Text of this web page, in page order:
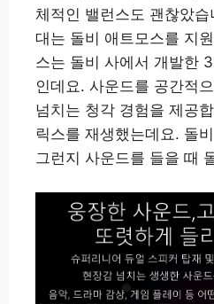
체적인 밸런스도 괜찮았
대는 돌비 애트모스를 지
스는 돌비 사에서 개발한
인데요. 사운드를 공간적
넘치는 청각 경험을 제공
릭스를 재생했는데요. 돌
그런지 사운드를 들을 때